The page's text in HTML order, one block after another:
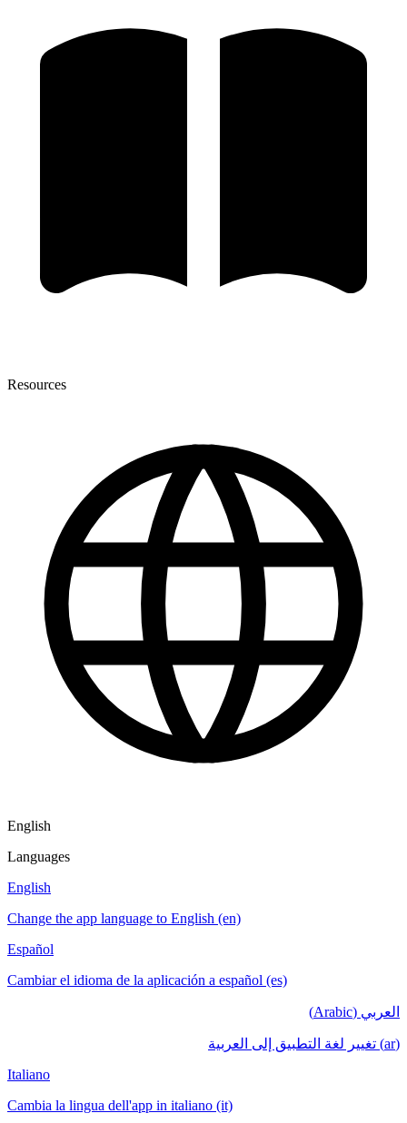
Resources
English
Languages
English
Change the app language to English (en)
Español
Cambiar el idioma de la aplicación a español (es)
العربي (Arabic)
(ar) تغيير لغة التطبيق إلى العربية
Italiano
Cambia la lingua dell'app in italiano (it)